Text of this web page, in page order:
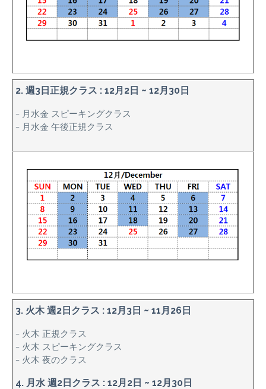
2. 週3日正規クラス : 12月2日 ~ 12月30日
– 月水金 スピーキングクラス
– 月水金 午後正規クラス
3. 火木 週2日クラス : 12月3日 ~ 11月26日
– 火木 正規クラス
– 火木 スピーキングクラス
– 火木 夜のクラス
4. 月水 週2日クラス : 12月2日 ~ 12月30日